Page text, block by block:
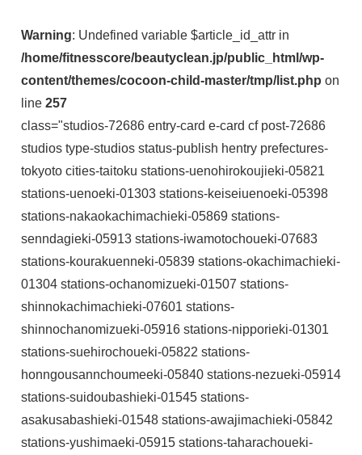
Warning: Undefined variable $article_id_attr in
/home/fitnesscore/beautyclean.jp/public_html/wp-
content/themes/cocoon-child-master/tmp/list.php on
line 257
class="studios-72686 entry-card e-card cf post-72686
studios type-studios status-publish hentry prefectures-
tokyoto cities-taitoku stations-uenohirokoujieki-05821
stations-uenoeki-01303 stations-keiseiuenoeki-05398
stations-nakaokachimachieki-05869 stations-
senndagieki-05913 stations-iwamotochoueki-07683
stations-kourakuenneki-05839 stations-okachimachieki-
01304 stations-ochanomizueki-01507 stations-
shinnokachimachieki-07601 stations-
shinnochanomizueki-05916 stations-nipporieki-01301
stations-suehirochoueki-05822 stations-
honngousannchoumeeki-05840 stations-nezueki-05914
stations-suidoubashieki-01545 stations-
asakusabashieki-01548 stations-awajimachieki-05842
stations-yushimaeki-05915 stations-taharachoueki-